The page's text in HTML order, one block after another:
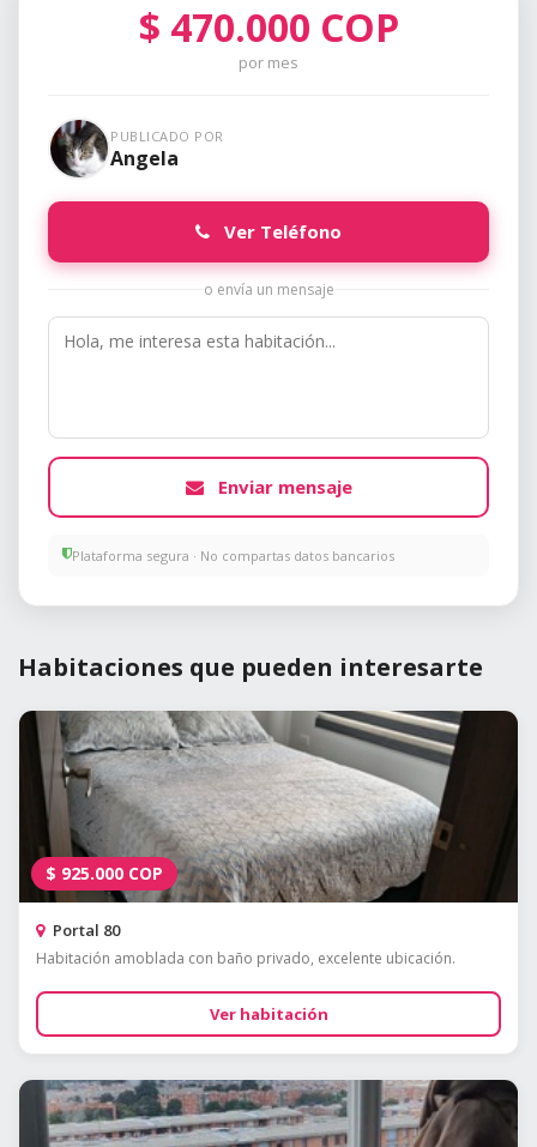
$ 470.000 COP
por mes
PUBLICADO POR
Angela
Ver Teléfono
o envía un mensaje
Enviar mensaje
Plataforma segura · No compartas datos bancarios
Habitaciones que pueden interesarte
$ 925.000 COP
Portal 80
Habitación amoblada con baño privado, excelente ubicación.
Ver habitación